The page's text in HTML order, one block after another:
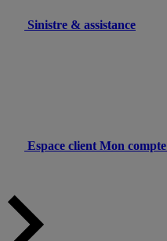
Sinistre & assistance
Espace client Mon compte